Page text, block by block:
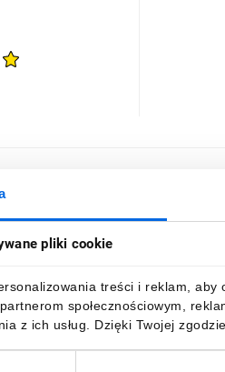
pliki cookie
treści i reklam,
społecznościowym,
z ich usług. Dzięki Twojej
A...l